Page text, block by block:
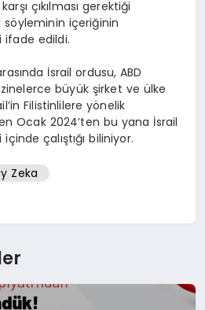
çıkılması gerektiği
söyleminin içeriğinin
ifade edildi.
İsrail ordusu, ABD
büyük şirket ve ülke
Filistinlilere yönelik
Ocak 2024’ten bu yana İsrail
çalıştığı biliniyor.
Zeka